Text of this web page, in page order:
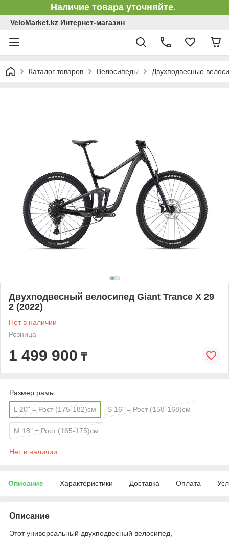
Наличие товара уточняйте.
VeloMarket.kz Интернет-магазин
Каталог товаров Велосипеды Двухподвесные
Двухподвесный велосипед Giant Trance X 29
2 (2022)
Нет в наличии
Розница
1 499 900 ₸
Размер рамы
L 20" = Рост (175-182)см S 16" = Рост (158-168)см
M 18" = Рост (165-175)см
Нет в наличии
Описание Характеристики Доставка Оплата
Описание
Этот универсальный двухподвесный велосипед,